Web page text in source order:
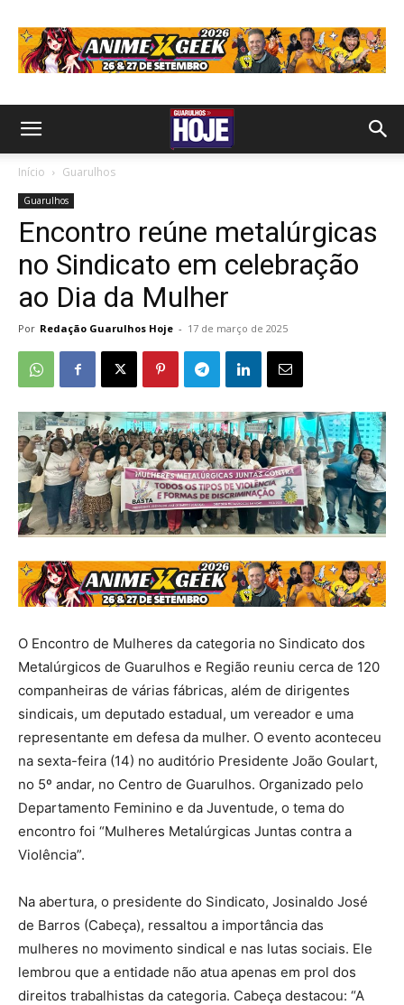
Início Guarulhos
Guarulhos
Encontro reúne metalúrgicas
no Sindicato em celebração
ao Dia da Mulher
Por Redação Guarulhos Hoje - 17 de março de 2025
O Encontro de Mulheres da categoria no Sindicato dos
Metalúrgicos de Guarulhos e Região reuniu cerca de 120
companheiras de várias fábricas, além de dirigentes
sindicais, um deputado estadual, um vereador e uma
representante em defesa da mulher. O evento aconteceu
na sexta-feira (14) no auditório Presidente João Goulart,
no 5º andar, no Centro de Guarulhos. Organizado pelo
Departamento Feminino e da Juventude, o tema do
encontro foi “Mulheres Metalúrgicas Juntas contra a
Violência”.
Na abertura, o presidente do Sindicato, Josinaldo José
de Barros (Cabeça), ressaltou a importância das
mulheres no movimento sindical e nas lutas sociais. Ele
lembrou que a entidade não atua apenas em prol dos
direitos trabalhistas da categoria. Cabeça destacou: “A